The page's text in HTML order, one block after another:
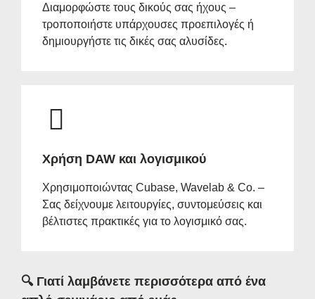
Διαμορφώστε τους δικούς σας ήχους –
τροποποιήστε υπάρχουσες προεπιλογές ή
δημιουργήστε τις δικές σας αλυσίδες.
Χρήση DAW και λογισμικού
Χρησιμοποιώντας Cubase, Wavelab & Co. –
Σας δείχνουμε λειτουργίες, συντομεύσεις και
βέλτιστες πρακτικές για το λογισμικό σας.
🔍 Γιατί λαμβάνετε περισσότερα από ένα